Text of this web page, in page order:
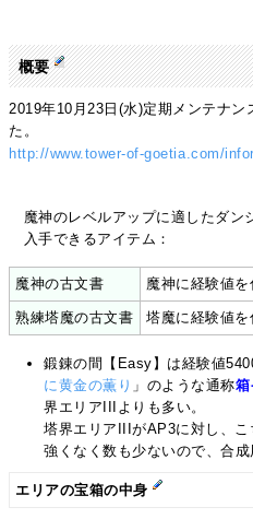
概要
2019年10月23日(水)定期メンテナ
た。
http://www.tower-of-goetia.com/
魔神のレベルアップに適したダン
入手できるアイテム：
魔神の古文書 魔神に経験値を
熟練塔魔の古文書 塔魔に経験値を
鍛錬の間【Easy】は経験値
に黄金の薫り 」のような通称箱
界エリアIIIよりも多い。
塔界エリアIIIがAP3に対し、
強くなく数も少ないので、合成
エリアの宝箱の中身